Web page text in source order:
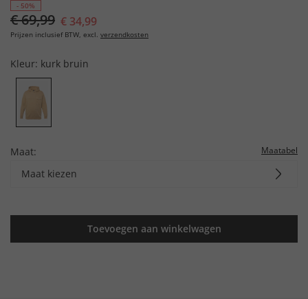
- 50%
€ 69,99 € 34,99
Prijzen inclusief BTW, excl. verzendkosten
Kleur: kurk bruin
Maat: Maatabel
Maat kiezen
Toevoegen aan winkelwagen